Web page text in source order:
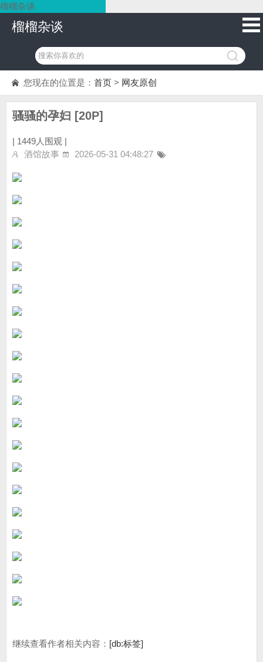
榴榴杂谈
榴榴杂谈
您现在的位置是： 首页 > 网友原创
骚骚的孕妇 [20P]
| 1449人围观 |
酒馆故事
2026-05-31 04:48:27
继续查看作者相关内容： [db:标签]